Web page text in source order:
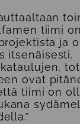
tiimi
ja
itsenäisesti.
ovat
tiimi on